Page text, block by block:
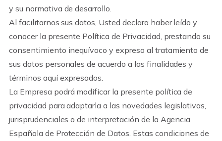
y su normativa de desarrollo.
Al facilitarnos sus datos, Usted declara haber leído y
conocer la presente Política de Privacidad, prestando su
consentimiento inequívoco y expreso al tratamiento de
sus datos personales de acuerdo a las finalidades y
términos aquí expresados.
La Empresa podrá modificar la presente política de
privacidad para adaptarla a las novedades legislativas,
jurisprudenciales o de interpretación de la Agencia
Española de Protección de Datos. Estas condiciones de